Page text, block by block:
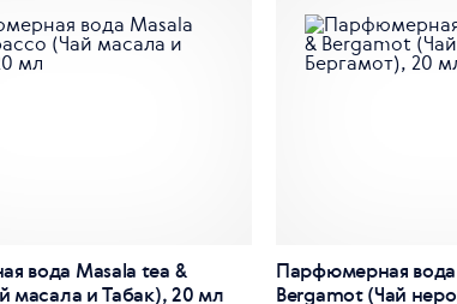
вода Masala tea &
масала и Табак), 20 мл
Парфюмерная вода
Bergamot (Чай